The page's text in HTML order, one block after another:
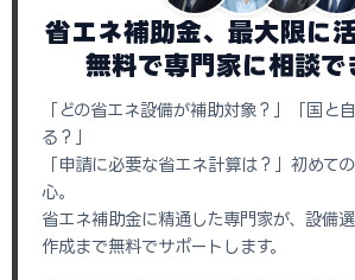
省エネ補助金、最大限に活
無料で専門家に相談で
「どの省エネ設備が補助対象？」「国と
る？」
「申請に必要な省エネ計算は？」初めて
心。
省エネ補助金に精通した専門家が、設備
作成まで無料でサポートします。